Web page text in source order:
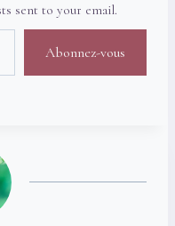
sent to your email.
Abonnez-vous